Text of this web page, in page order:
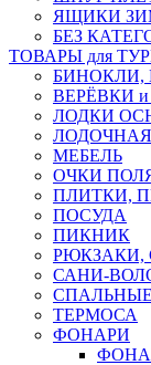
ЯЩИКИ
БЕЗ
ТОВАРЫ для
ВЕРЁВКИ
ЛОДКИ
МЕБЕЛЬ
ОЧКИ
ПЛИТКИ,
ПОСУДА
ПИКНИК
РЮКЗАКИ,
САНИ-
ТЕРМОСА
ФОНАРИ